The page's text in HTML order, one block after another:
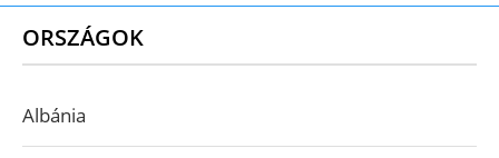
ORSZÁGOK
Albánia